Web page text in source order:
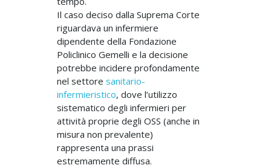
Il caso deciso dalla Suprema Corte
riguardava un infermiere
dipendente della Fondazione
Policlinico Gemelli e la decisione
potrebbe incidere profondamente
nel settore sanitario-
infermieristico, dove l’utilizzo
sistematico degli infermieri per
attività proprie degli OSS (anche in
misura non prevalente)
rappresenta una prassi
estremamente diffusa.